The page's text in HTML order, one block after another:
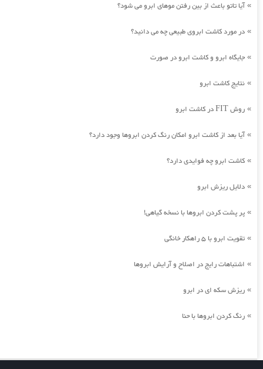
»آیا تاتو باعث از بین رفتن موهای ابرو می شود؟
» در مورد کاشت ابروی طبیعی چه می دانید؟
» جایگاه ابرو و کاشت ابرو در صورت
» نتایج کاشت ابرو
» روش FIT در کاشت ابرو
»آیا بعد از کاشت ابرو امکان رنگ کردن ابروها وجود دارد؟
» کاشت ابرو چه فوایدی دارد؟
» دلایل ریزش ابرو
» پر پشت کردن ابروها با نسخه گیاهی!
» تقویت ابرو با 5 راهکار خانگی
» اشتباهات رایج در اصلاح و آرایش ابروها
» ریزش سکه ای در ابرو
» رنگ کردن ابروها با حنا